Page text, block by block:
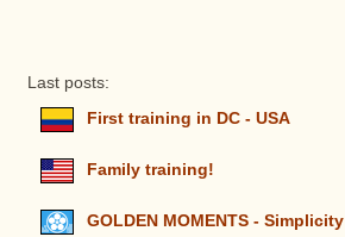
Last posts:
First training in DC - USA
Family training!
GOLDEN MOMENTS - Simplicity